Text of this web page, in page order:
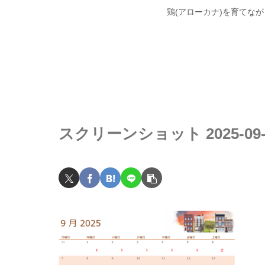
鶏(アローカナ)を育てな
スクリーンショット 2025-